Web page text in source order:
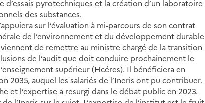
pyrotechniques et la création d’un laboratoire
des substances.
sur l’évaluation à mi-parcours de son contrat
de l’environnement et du développement durable
de remettre au ministre chargé de la transition
de l’audit que doit conduire prochainement le
supérieur (Hcéres). Il bénéficiera en
2035, auquel les salariés de l’Ineris ont pu contribuer.
et l’expertise a resurgi dans le débat public en 2023.